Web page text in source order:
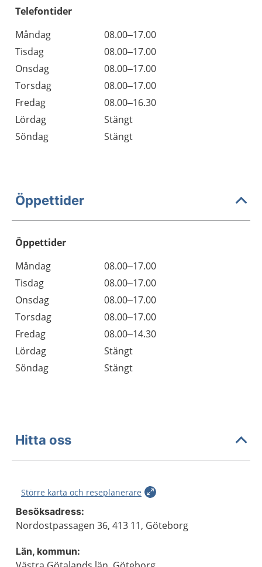
Telefontider
Måndag
08.00–17.00
Tisdag
08.00–17.00
Onsdag
08.00–17.00
Torsdag
08.00–17.00
Fredag
08.00–16.30
Lördag
Stängt
Söndag
Stängt
Öppettider
Öppettider
Dag
Öppettider
Kommentarer
Måndag
08.00–17.00
Tisdag
08.00–17.00
Onsdag
08.00–17.00
Torsdag
08.00–17.00
Fredag
08.00–14.30
Lördag
Stängt
Söndag
Stängt
Hitta oss
Större karta och reseplanerare
Besöksadress:
Nordostpassagen 36, 413 11, Göteborg
Län, kommun: